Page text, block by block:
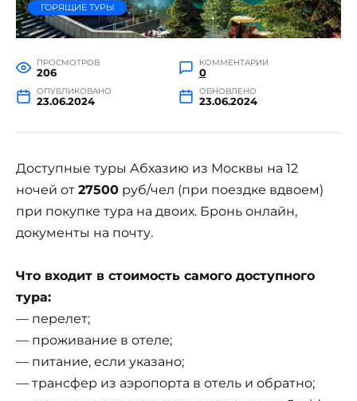
ГОРЯЩИЕ ТУРЫ
ПРОСМОТРОВ
206
КОММЕНТАРИИ
0
ОПУБЛИКОВАНО
23.06.2024
ОБНОВЛЕНО
23.06.2024
Доступные туры Абхазию из Москвы на 12
ночей от 27500 руб/чел (при поездке вдвоем)
при покупке тура на двоих. Бронь онлайн,
документы на почту.
Что входит в стоимость самого доступного
тура:
— перелет;
— проживание в отеле;
— питание, если указано;
— трансфер из аэропорта в отель и обратно;